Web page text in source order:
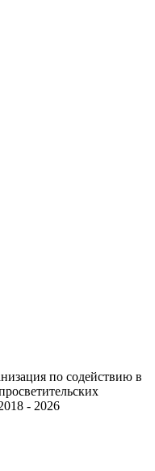
по содействию в
- 2026